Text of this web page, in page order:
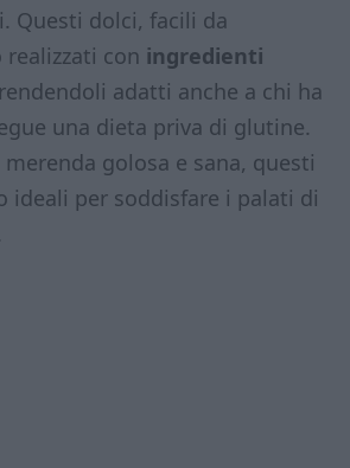
Questi dolci, facili da
realizzati con ingredienti
adatti anche a chi ha
una dieta priva di glutine.
golosa e sana, questi
ideali per soddisfare i palati di